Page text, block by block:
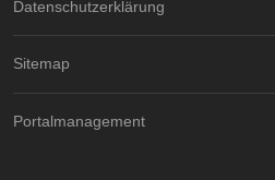
Datenschutzerklärung
Sitemap
Portalmanagement